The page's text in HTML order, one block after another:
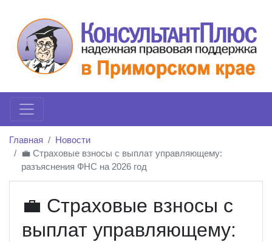
Главная
Новости
💼 Страховые взносы с выплат управляющему:
разъяснения ФНС на 2026 год
💼 Страховые взносы с
выплат управляющему: